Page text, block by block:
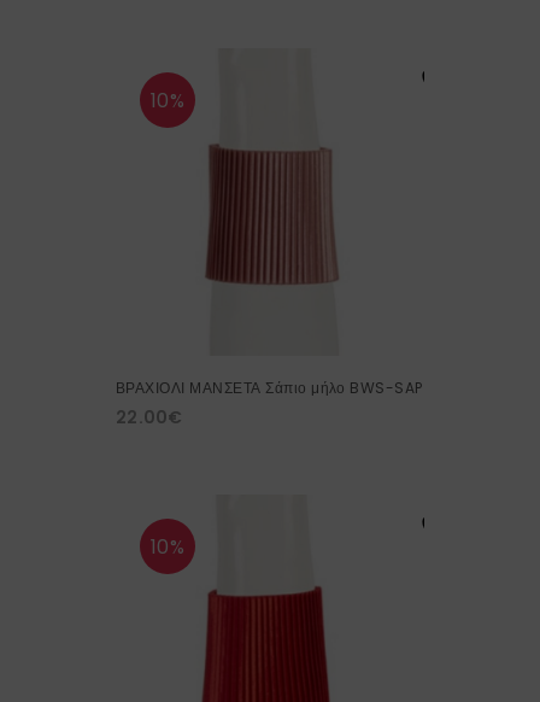
10%
ΒΡΑΧΙΟΛΙ ΜΑΝΣΕΤΑ Σάπιο μήλο BWS-SAP
22.00€
10%